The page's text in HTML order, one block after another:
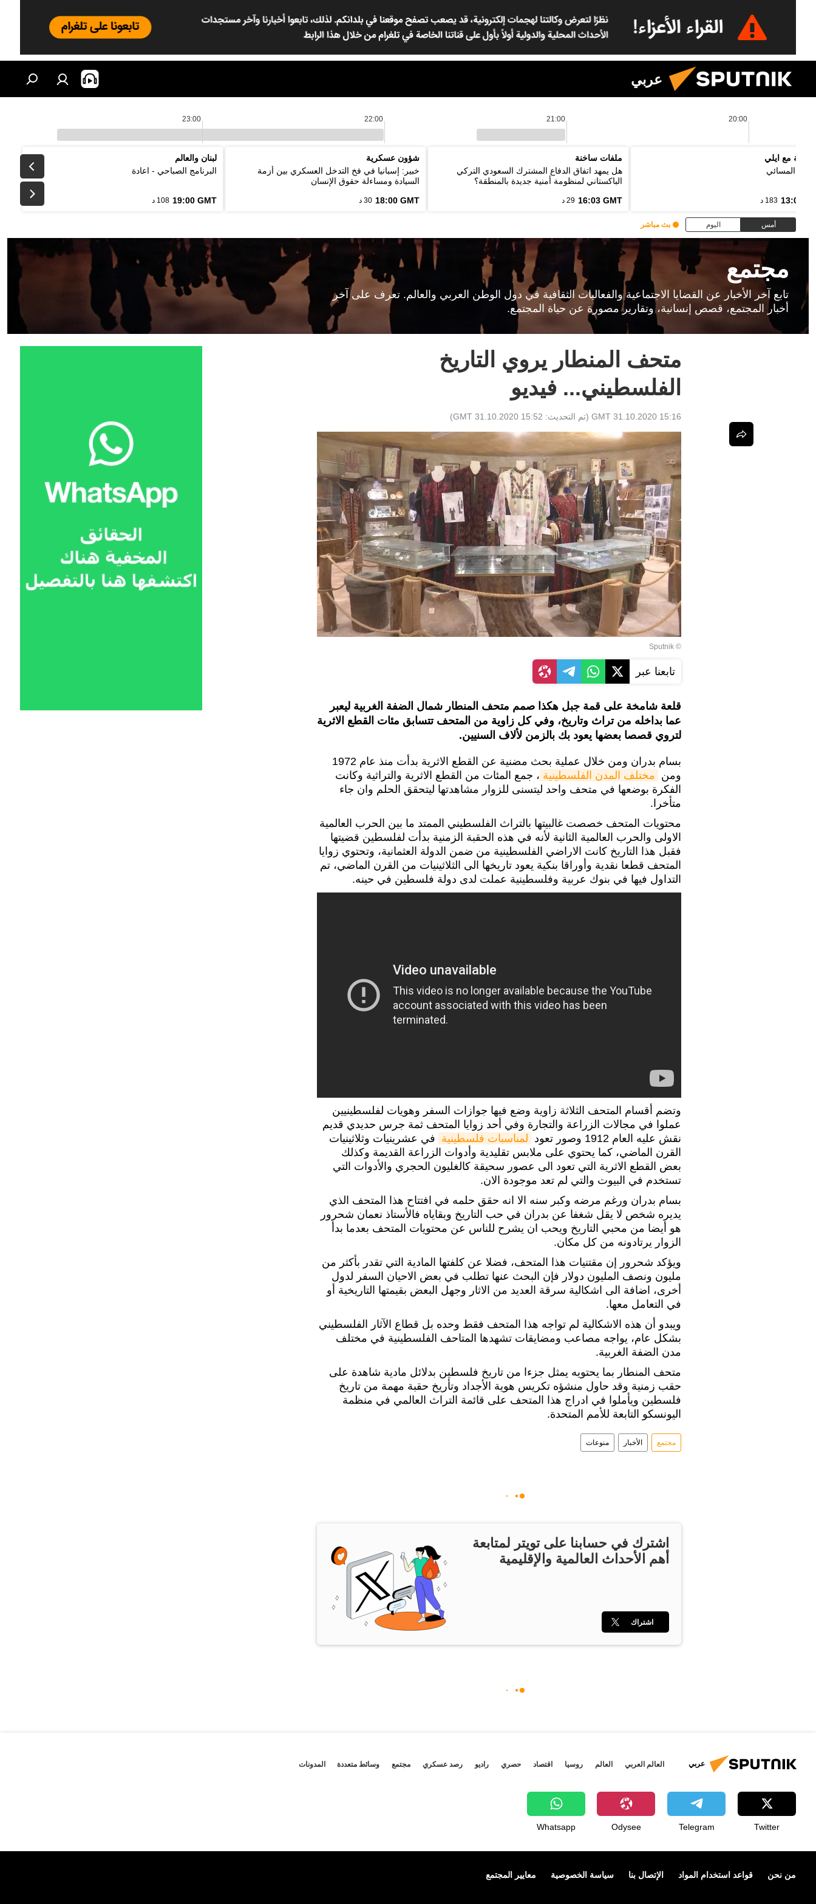
عربي
20:00
21:00
22:00
23:00
مع ايلي
المسائي
13:00 183 د
ملفات ساخنة
هل يمهد اتفاق الدفاع المشترك السعودي التركي
الباكستاني لمنظومة أمنية جديدة بالمنطقة؟
16:03 GMT 29 د
شؤون عسكرية
خبير: إسبانيا في فخ التدخل العسكري بين أزمة
السيادة ومساءلة حقوق الإنسان
18:00 GMT 30 د
لبنان والعالم
البرنامج الصباحي - اعادة
19:00 GMT 108 د
أمس اليوم بث مباشر
مجتمع
تابع آخر الأخبار عن القضايا الاجتماعية والفعاليات الثقافية في دول الوطن العربي والعالم. تعرف على آخر
أخبار المجتمع، قصص إنسانية، وتقارير مصورة عن حياة المجتمع.
متحف المنطار يروي التاريخ
الفلسطيني... فيديو
15:16 GMT 31.10.2020 (تم التحديث: 15:52 GMT 31.10.2020
)
© Sputnik
تابعنا عبر
قلعة شامخة على قمة جبل هكذا صمم متحف المنطار شمال الضفة الغربية ليعبر
عما بداخله من تراث وتاريخ، وفي كل زاوية من المتحف تتسابق مئات القطع الاثرية
لتروي قصصا بعضها يعود بك بالزمن لألاف السنيين.
بسام بدران ومن خلال عملية بحث مضنية عن القطع الاثرية بدأت منذ عام 1972
ومن مختلف المدن الفلسطينية ، جمع المئات من القطع الاثرية والتراثية وكانت
الفكرة بوضعها في متحف واحد ليتسنى للزوار مشاهدتها ليتحقق الحلم وان جاء
متأخرا.
محتويات المتحف خصصت غالبيتها بالتراث الفلسطيني الممتد ما بين الحرب العالمية
الاولى والحرب العالمية الثانية لأنه في هذه الحقبة الزمنية بدأت لفلسطين قضيتها
فقبل هذا التاريخ كانت الاراضي الفلسطينية من ضمن الدولة العثمانية، وتحتوي زوايا
المتحف قطعا نقدية وأوراقا بنكية يعود تاريخها الى الثلاثينيات من القرن الماضي، تم
التداول فيها في بنوك عربية وفلسطينية عملت لدى دولة فلسطين في حينه.
وتضم أقسام المتحف الثلاثة زاوية وضع فيها جوازات السفر وهويات لفلسطينيين
عملوا في مجالات الزراعة والتجارة وفي أحد زوايا المتحف ثمة جرس حديدي قديم
نقش عليه العام 1912 وصور تعود
لمناسبات فلسطينية في عشرينيات وثلاثينيات
القرن الماضي، كما يحتوي على ملابس تقليدية وأدوات الزراعة القديمة وكذلك
بعض القطع الاثرية التي تعود الى عصور سحيقة كالغليون الحجري والأدوات التي
تستخدم في البيوت والتي لم تعد موجودة الان.
بسام بدران ورغم مرضه وكبر سنه الا انه حقق حلمه في افتتاح هذا المتحف الذي
يديره شخص لا يقل شغفا عن بدران في حب التاريخ وبقاياه فالأستاذ نعمان شحرور
هو أيضا من محبي التاريخ ويحب ان يشرح للناس عن محتويات المتحف بعدما بدأ
الزوار يرتادونه من كل مكان.
ويؤكد شحرور إن مقتنيات هذا المتحف، فضلا عن كلفتها المادية التي تقدر بأكثر من
مليون ونصف المليون دولار فإن البحث عنها تطلب في بعض الاحيان السفر لدول
أخرى، اضافة الى اشكالية سرقة العديد من الاثار وجهل البعض بقيمتها التاريخية أو
في التعامل معها.
ويبدو أن هذه الاشكالية لم تواجه هذا المتحف فقط وحده بل قطاع الآثار الفلسطيني
بشكل عام، يواجه مصاعب ومضايقات تشهدها المتاحف الفلسطينية في مختلف
مدن الضفة الغربية.
متحف المنطار بما يحتويه يمثل جزءا من تاريخ فلسطين بدلائل مادية شاهدة على
حقب زمنية وقد حاول منشؤه تكريس هوية الأجداد وتأريخ حقبة مهمة من تاريخ
فلسطين ويأملوا في ادراج هذا المتحف على قائمة التراث العالمي في منظمة
اليونسكو التابعة للأمم المتحدة.
مجتمع الأخبار منوعات
اشترك في حسابنا على تويتر لمتابعة
أهم الأحداث العالمية والإقليمية
اشتراك
عربي العالم العربي العالم روسيا اقتصاد حصري راديو رصد عسكري مجتمع وسائط متعددة المدونات
Twitter
Telegram
Odysee
Whatsapp
من نحن قواعد استخدام المواد الإتصال بنا سياسة الخصوصية معايير المجتمع